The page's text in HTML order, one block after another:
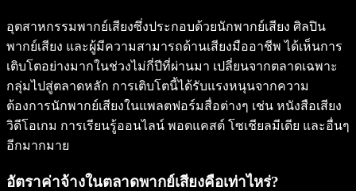
อุตสาหกรรมพากย์เสียงซึ่งประกอบด้วยนักพากย์เสียง ศิลปิน
พากย์เสียง และผู้มีความสามารถด้านเสียงมืออาชีพ ได้เห็นการ
เติบโตอย่างมากในช่วงไม่กี่ปีที่ผ่านมา เปลี่ยนจากตลาดเฉพาะ
กลุ่มไปสู่ตลาดหลัก การเติบโตนี้ได้รับแรงหนุนจากความ
ต้องการนักพากย์เสียงในแพลตฟอร์มสื่อต่างๆ เช่น หนังสือเสียง
วิดีโอเกม การเรียนรู้ออนไลน์ พอดแคสต์ โซเชียลมีเดีย และอื่นๆ
อีกมากมาย
อัตราค่าจ้างในตลาดพากย์เสียงคือเท่าไหร่?